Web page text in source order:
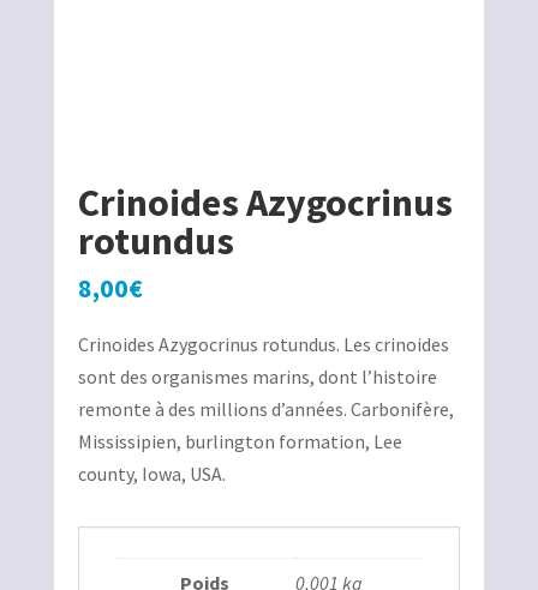
Crinoides Azygocrinus
rotundus
8,00€
Crinoides Azygocrinus rotundus. Les crinoides
sont des organismes marins, dont l’histoire
remonte à des millions d’années. Carbonifère,
Mississipien, burlington formation, Lee
county, Iowa, USA.
Poids 0,001 kg